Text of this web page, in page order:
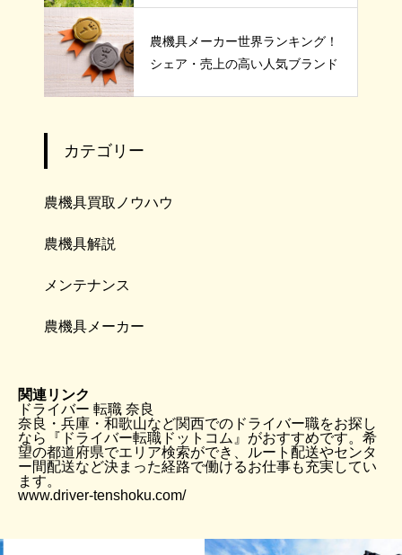
農機具メーカー世界ランキング！
シェア・売上の高い人気ブランド
カテゴリー
農機具買取ノウハウ
農機具解説
メンテナンス
農機具メーカー
関連リンク
ドライバー 転職 奈良
奈良・兵庫・和歌山など関西でのドライバー職をお探し
なら『ドライバー転職ドットコム』がおすすめです。希
望の都道府県でエリア検索ができ、ルート配送やセンタ
ー間配送など決まった経路で働けるお仕事も充実してい
ます。
www.driver-tenshoku.com/